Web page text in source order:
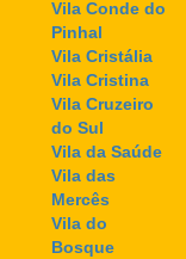
Vila Conde do
Pinhal
Vila Cristália
Vila Cristina
Vila Cruzeiro
do Sul
Vila da Saúde
Vila das
Mercês
Vila do
Bosque